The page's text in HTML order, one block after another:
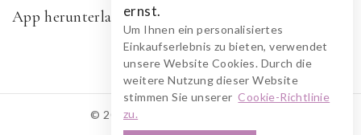
App herunterladen
© 2026 RUSZOLOTO Akzenz
ernst.
Um Ihnen ein personalisiertes
Einkaufserlebnis zu bieten, verwendet
unsere Website Cookies. Durch die
weitere Nutzung dieser Website
stimmen Sie unsererCookie-Richtlinie
zu.